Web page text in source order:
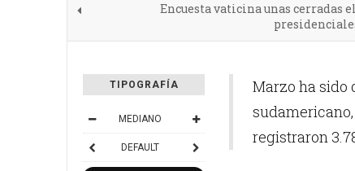
Encuesta vaticina unas cerradas
TIPOGRAFÍA
MEDIANO
DEFAULT
Marzo ha sido
registraron